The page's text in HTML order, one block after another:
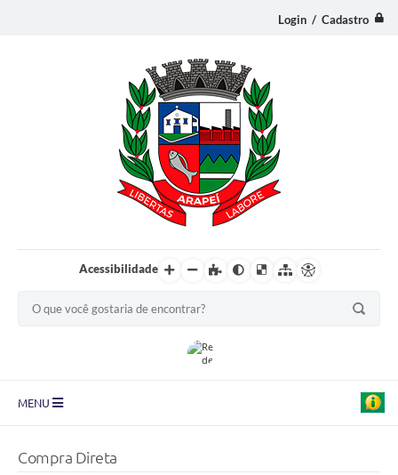
Login / Cadastro
Acessibilidade
MENU
Compra Direta